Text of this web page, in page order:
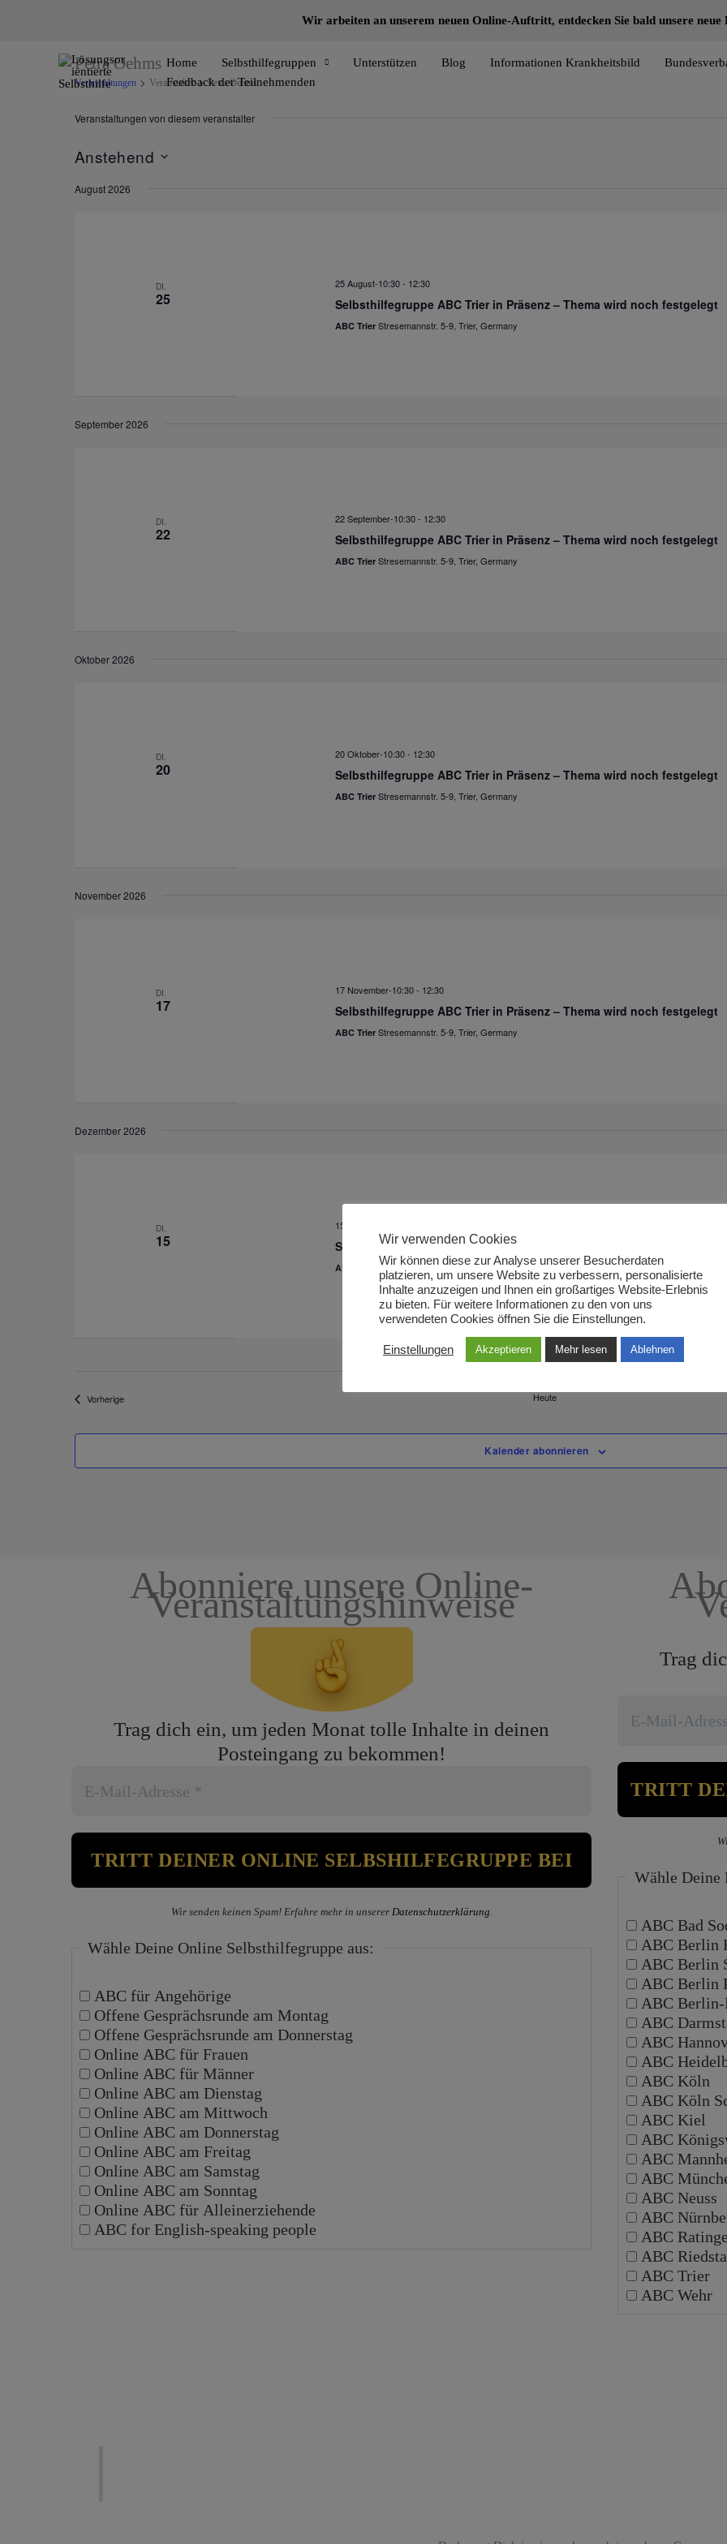
Wir arbeiten an unserem neuen Online-Auftritt, entdecken Sie bald unsere neue
Home Selbsthilfegruppen Unterstützen Blog Informationen Krankheitsbild
Feedback der Teilnehmenden
Petra Oehms
Veranstaltungen Veranstalter Petra Oehms
Veranstaltungen von diesem veranstalter
Anstehend
wählen.
August 2026
DI.
25
25 August-10:30- 12:30
Selbsthilfegruppe ABC Trier in Präsenz – Thema wird noch festgelegt
ABC Trier Stresemannstr. 5-9, Trier, Germany
September 2026
DI.
22
22 September-10:30- 12:30
Selbsthilfegruppe ABC Trier in Präsenz – Thema wird noch festgelegt
ABC Trier Stresemannstr. 5-9, Trier, Germany
Oktober 2026
DI.
20
20 Oktober-10:30- 12:30
Selbsthilfegruppe ABC Trier in Präsenz – Thema wird noch festgelegt
ABC Trier Stresemannstr. 5-9, Trier, Germany
November 2026
DI.
17
17 November-10:30- 12:30
Selbsthilfegruppe ABC Trier in Präsenz – Thema wird noch festgelegt
ABC Trier Stresemannstr. 5-9, Trier, Germany
Dezember 2026
DI.
15
15 Dezember-10:30
Selbsthilfegruppe ABC Trier in Präsenz – Thema wird noch festgelegt
ABC Trier Stresemannstr. 5-9, Trier, Germany
VorherigeVeranstaltungen Heute
Kalender abonnieren
Abonniere unsere Online-
Veranstaltungshinweise
Trag dich ein, um jeden Monat tolle Inhalte in deinen
Posteingang zu bekommen!
Wir senden keinen Spam! Erfahre mehr in unserer Datenschutzerklärung.
Wähle Deine Online Selbsthilfegruppe aus:
ABC für Angehörige
Offene Gesprächsrunde am Montag
Offene Gesprächsrunde am Donnerstag
Online ABC für Frauen
Online ABC für Männer
Online ABC am Dienstag
Online ABC am Mittwoch
Online ABC am Donnerstag
Online ABC am Freitag
Online ABC am Samstag
Online ABC am Sonntag
Online ABC für Alleinerziehende
ABC for English-speaking people
Trag
Wähle Deine
ABC Bad
ABC Berlin
ABC Berlin
ABC Berlin
ABC Berlin-
ABC
ABC
ABC
ABC Köln
ABC Köln
ABC Kiel
ABC
ABC
ABC
ABC Neuss
ABC
ABC
ABC
ABC Trier
ABC Wehr
Wir verwenden Cookies
Wir können diese zur Analyse unserer Besucherdaten
platzieren, um unsere Website zu verbessern, personalisierte
Inhalte anzuzeigen und Ihnen ein großartiges Website-Erlebnis
zu bieten. Für weitere Informationen zu den von uns
verwendeten Cookies öffnen Sie die Einstellungen.
Einstellungen Akzeptieren Mehr lesen Ablehnen